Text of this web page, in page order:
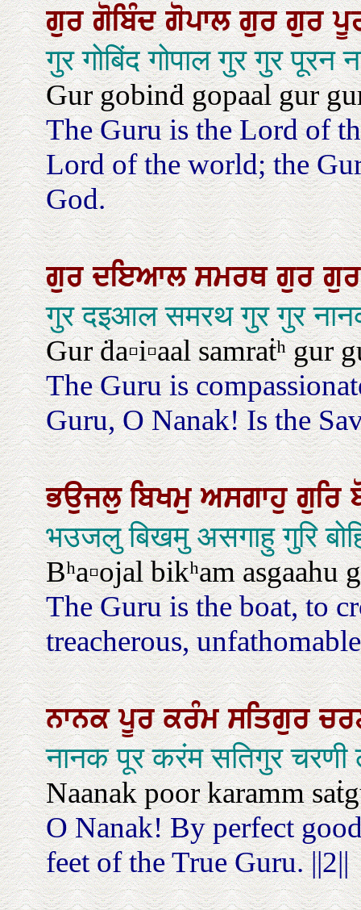
ਗੁਰਗੋਬਿੰਦਗੋਪਾਲਗੁਰਗੁਰ
गुर गोबिंद गोपाल गुर गुर पूरन
Gur gobinḋ gopaal gur
The Guru is the Lord of
Lord of the world; the
God.
ਗੁਰਦਇਆਲਸਮਰਥਗੁਰ
गुर दइआल समरथ गुर गुर
Gur ḋa▫i▫aal samraṫʰ gur
The Guru is
Guru, O Nanak! Is the
ਭਉਜਲੁਬਿਖਮੁਅਸਗਾਹੁਗੁਰਿ
भउजलु बिखमु असगाहु गुरि
Bʰa▫ojal bikʰam asgaahu
The Guru is the boat, to
treacherous,
ਨਾਨਕਪੂਰਕਰੰਮਸਤਿਗੁਰ
नानक पूर करंम सतिगुर
Naanak poor karamm
O Nanak! By perfect
feet of the True Guru. ||2||